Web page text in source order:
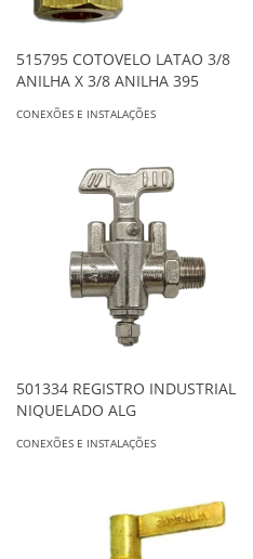
515795 COTOVELO LATAO 3/8
ANILHA X 3/8 ANILHA 395
CONEXÕES E INSTALAÇÕES
501334 REGISTRO INDUSTRIAL
NIQUELADO ALG
CONEXÕES E INSTALAÇÕES